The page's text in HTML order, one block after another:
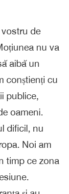
de
nu va
aibă un
conștienți cu
publice,
oameni.
dificil, nu
Noi am
timp ce zona